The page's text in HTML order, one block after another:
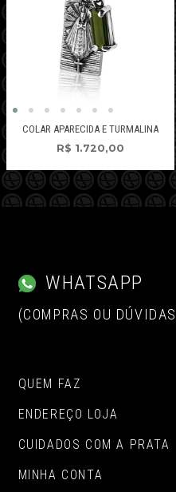
COLAR APARECIDA E TURMALINA
R$ 1.720,00
WHATSAPP
(COMPRAS OU
QUEM FAZ
ENDEREÇO LOJA
CUIDADOS COM A PRATA
MINHA CONTA